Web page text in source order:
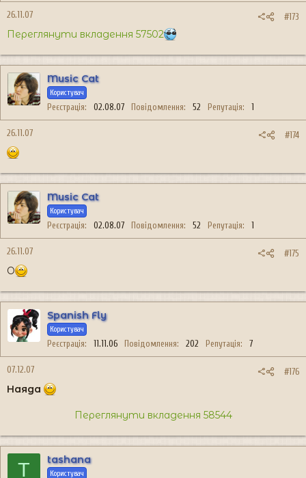
26.11.07 #173
Переглянути вкладення 57502
Music Cat
Користувач
Реєстрація 02.08.07 Повідомлення 52 Репутація 1
26.11.07 #174
Music Cat
Користувач
Реєстрація 02.08.07 Повідомлення 52 Репутація 1
26.11.07 #175
O
Spanish Fly
Користувач
Реєстрація 11.11.06 Повідомлення 202 Репутація 7
07.12.07 #176
Наяда
Переглянути вкладення 58544
T tashana
Користувач